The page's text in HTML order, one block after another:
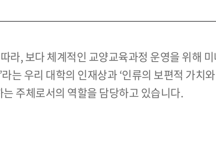
, 보다 체계적인 교양교육과정 운영을 위해
는 우리 대학의 인재상과 ‘인류의 보편적 가치
주체로서의 역할을 담당하고 있습니다.